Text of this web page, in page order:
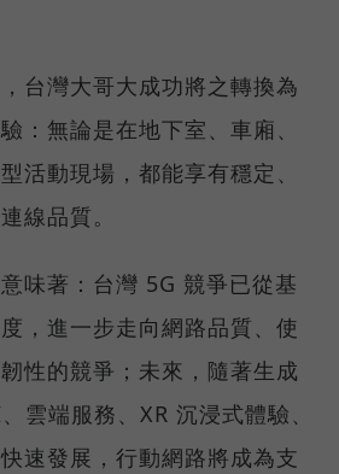
台灣大哥大成功將之轉換為
：無論是在地下室、車廂、
活動現場，都能享有穩定、
線品質。
味著：台灣 5G 競爭已從基
，進一步走向網路品質、使
性的競爭；未來，隨著生成
雲端服務、XR 沉浸式體驗、
速發展，行動網路將成為支